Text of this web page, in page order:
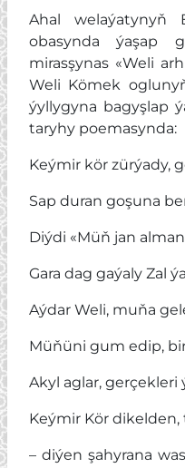
Ahal welaýatynyň
obasynda ýaşap
mirasşynas «Weli
Weli Kömek
ýyllygyna bagyşlap
taryhy poemasynda:
Keýmir kör zürýady,
Sap duran goşuna
Diýdi «Müň jan
Gara dag gaýaly Zal
Aýdar Weli, muňa
Müňüni gum edip,
Akyl aglar, gerçekleri
Keýmir Kör
– diýen şahyrana